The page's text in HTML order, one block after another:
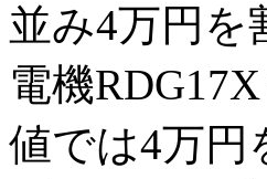
並み4万円を
電機
値では4万円